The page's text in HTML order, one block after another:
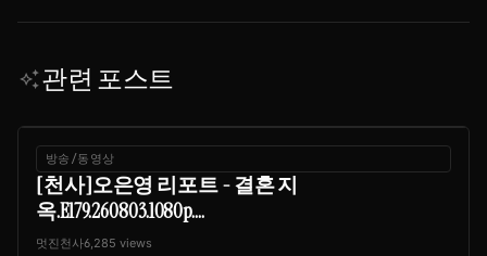
auto_awesome관련 포스트
방송/동영상
[천사]오은영 리포트 - 결혼 지
옥.E179.260803.1080p....
멋진천사6,285 views